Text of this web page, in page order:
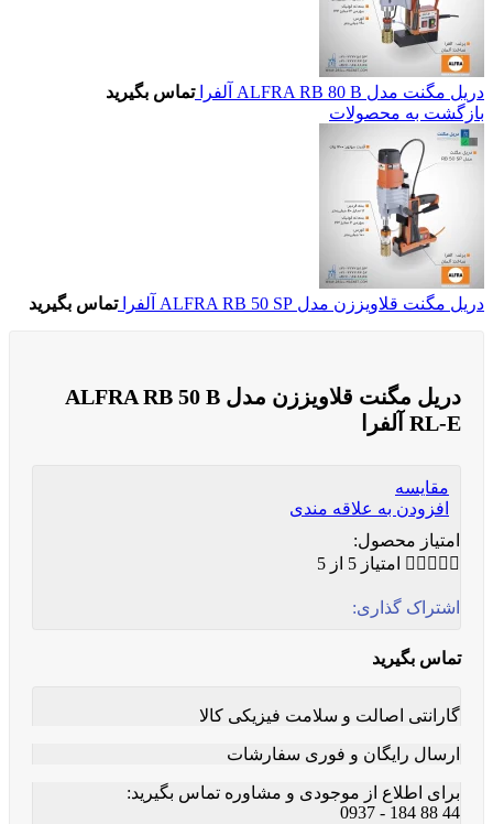
دریل مگنت مدل ALFRA RB 80 B آلفرا
تماس بگیرید
بازگشت به محصولات
دریل مگنت قلاویززن مدل ALFRA RB 50 SP آلفرا تماس بگیرید
دریل مگنت قلاویززن مدل ALFRA RB 50 B
RL-E آلفرا
مقایسه
افزودن به علاقه مندی
امتیاز محصول:
     امتیاز 5 از 5
اشتراک گذاری:
تماس بگیرید
گارانتی اصالت و سلامت فیزیکی کالا
ارسال رایگان و فوری سفارشات
برای اطلاع از موجودی و مشاوره تماس بگیرید:
44 88 184 - 0937